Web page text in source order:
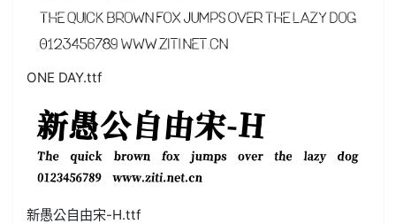
ONE DAY.ttf
新愚公自由宋-H.ttf